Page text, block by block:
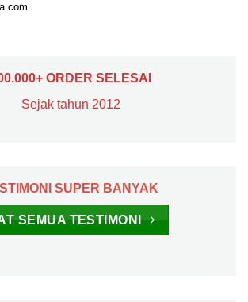
ORDER SELESAI
Sejak tahun 2012
SUPER BANYAK
SEMUA TESTIMONI